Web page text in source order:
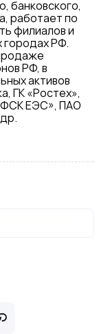
банковского,
работает по
филиалов и
городах РФ.
РФ, в
активов
ГК «Ростех»,
ЕЭС», ПАО